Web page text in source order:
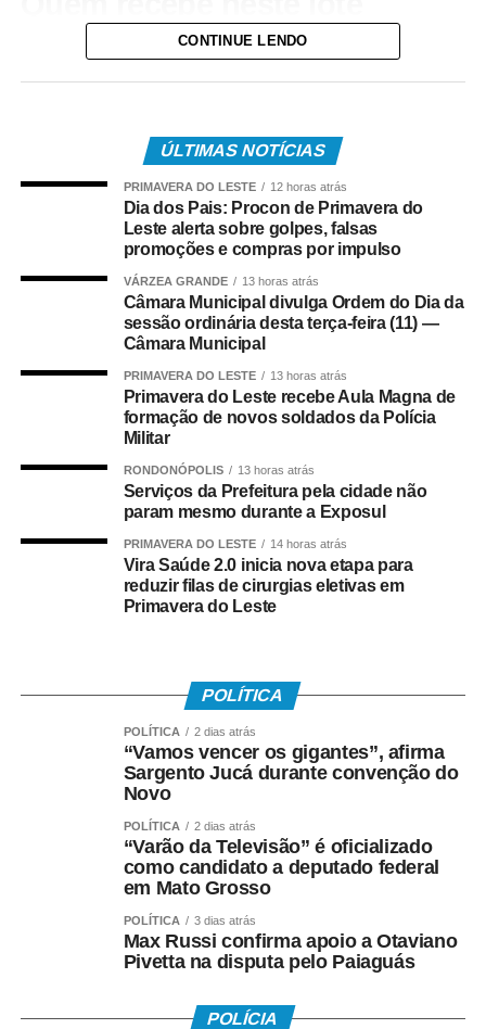
Do total de contemplados em maio:
pagamento feito pela Caixa Econômica Federal,
• 499.509 são servidores públicos, inscritos no Programa
de Formação do Patrimônio do Servidor Público (Pasep),
pagos pelo Banco do Brasil, com total de cerca de R$
Quem tem direito ao Abono
Salarial
Tem direito ao benefício o trabalhador que:
• Está inscrito no Pis/Pasep há pelo menos cinco anos;
• Trabalhou com carteira assinada por no mínimo 30 dias
• Recebeu remuneração média mensal de até R$ 2.766
• Teve os dados corretamente informados pelo
empregador no e-Social.
Instituído pela Lei nº 7.998/90, o abono salarial pode
chegar até a um salário mínimo, proporcional ao
período trabalhado. Os recursos vêm do Fundo de
Amparo ao Trabalhador (FAT), com a habilitação feita
pelo Ministério do Trabalho e Emprego.
Como o pagamento é feito
Para trabalhadores da iniciativa privada (PIS)
• A Caixa Econômica Federal realiza o pagamento
CONTINUE LENDO
ÚLTIMAS NOTÍCIAS
PRIMAVERA DO LESTE 12 horas atrás
Dia dos Pais: Procon de Primavera do
Leste alerta sobre golpes, falsas
promoções e compras por impulso
VÁRZEA GRANDE 13 horas atrás
Câmara Municipal divulga Ordem do Dia da
sessão ordinária desta terça-feira (11) —
Câmara Municipal
PRIMAVERA DO LESTE 13 horas atrás
Primavera do Leste recebe Aula Magna de
formação de novos soldados da Polícia
Militar
RONDONÓPOLIS 13 horas atrás
Serviços da Prefeitura pela cidade não
param mesmo durante a Exposul
PRIMAVERA DO LESTE 14 horas atrás
Vira Saúde 2.0 inicia nova etapa para
reduzir filas de cirurgias eletivas em
Primavera do Leste
POLÍTICA
POLÍTICA 2 dias atrás
“Vamos vencer os gigantes”, afirma
Sargento Jucá durante convenção do
Novo
POLÍTICA 2 dias atrás
“Varão da Televisão” é oficializado
como candidato a deputado federal
em Mato Grosso
POLÍTICA 3 dias atrás
Max Russi confirma apoio a Otaviano
Pivetta na disputa pelo Paiaguás
POLÍCIA